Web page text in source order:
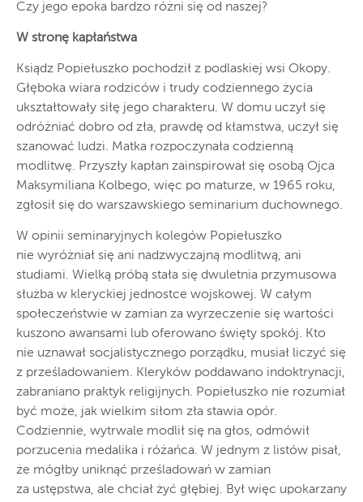
Czy jego epoka bardzo różni się od naszej?
W stronę kapłaństwa
Ksiądz Popiełuszko pochodził z podlaskiej wsi Okopy.
Głęboka wiara rodziców i trudy codziennego życia
ukształtowały siłę jego charakteru. W domu uczył się
odróżniać dobro od zła, prawdę od kłamstwa, uczył się
szanować ludzi. Matka rozpoczynała codzienną
modlitwę. Przyszły kapłan zainspirował się osobą Ojca
Maksymiliana Kolbego, więc po maturze, w 1965 roku,
zgłosił się do warszawskiego seminarium duchownego.
W opinii seminaryjnych kolegów Popiełuszko
nie wyróżniał się ani nadzwyczajną modlitwą, ani
studiami. Wielką próbą stała się dwuletnia przymusowa
służba w kleryckiej jednostce wojskowej. W całym
społeczeństwie w zamian za wyrzeczenie się wartości
kuszono awansami lub oferowano święty spokój. Kto
nie uznawał socjalistycznego porządku, musiał liczyć się
z prześladowaniem. Kleryków poddawano indoktrynacji,
zabraniano praktyk religijnych. Popiełuszko nie rozumiał
być może, jak wielkim siłom zła stawia opór.
Codziennie, wytrwale modlił się na głos, odmówił
porzucenia medalika i różańca. W jednym z listów pisał,
że mógłby uniknąć prześladowań w zamian
za ustępstwa, ale chciał żyć głębiej. Był więc upokarzany